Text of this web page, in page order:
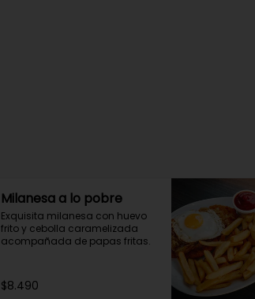
Milanesa a lo pobre
Exquisita milanesa con huevo
frito y cebolla caramelizada
acompañada de papas fritas.
$8.490